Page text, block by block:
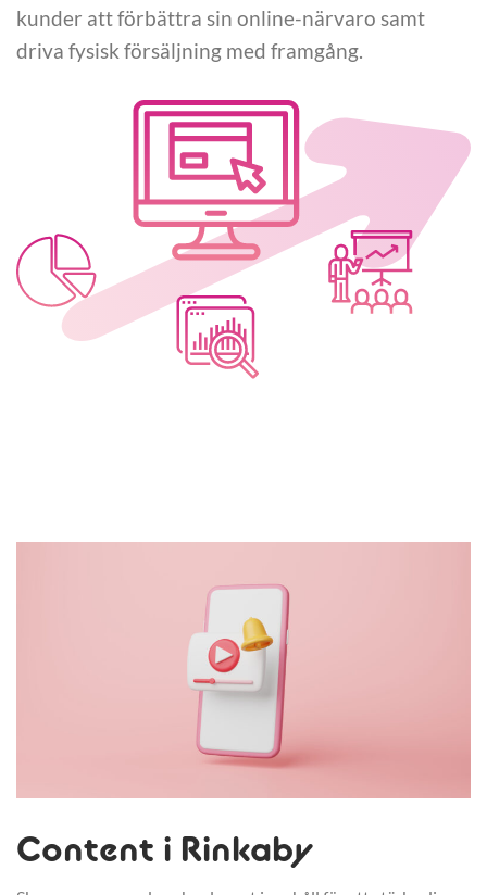
kunder att förbättra sin online-närvaro samt
driva fysisk försäljning med framgång.
Content i Rinkaby